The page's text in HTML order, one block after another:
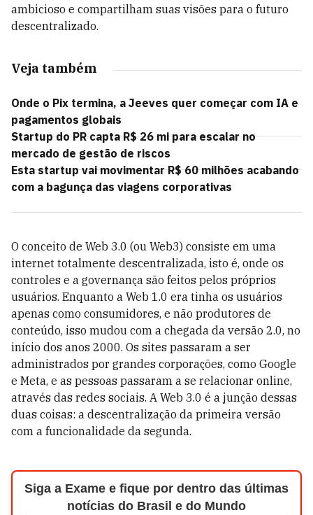
ambicioso e compartilham suas visões para o futuro
descentralizado.
Veja também
Onde o Pix termina, a Jeeves quer começar com IA e
pagamentos globais
Startup do PR capta R$ 26 mi para escalar no
mercado de gestão de riscos
Esta startup vai movimentar R$ 60 milhões acabando
com a bagunça das viagens corporativas
O conceito de Web 3.0 (ou Web3) consiste em uma
internet totalmente descentralizada, isto é, onde os
controles e a governança são feitos pelos próprios
usuários. Enquanto a Web 1.0 era tinha os usuários
apenas como consumidores, e não produtores de
conteúdo, isso mudou com a chegada da versão 2.0, no
início dos anos 2000. Os sites passaram a ser
administrados por grandes corporações, como Google
e Meta, e as pessoas passaram a se relacionar online,
através das redes sociais. A Web 3.0 é a junção dessas
duas coisas: a descentralização da primeira versão
com a funcionalidade da segunda.
Siga a Exame e fique por dentro das últimas
notícias do Brasil e do Mundo